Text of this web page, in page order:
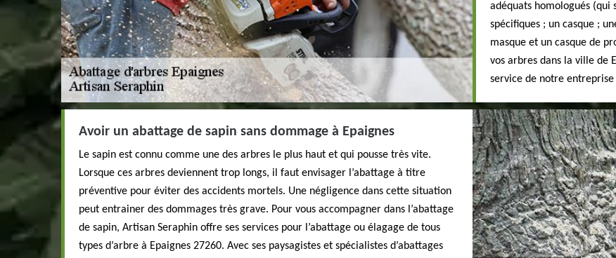
adéquats homologués (qui
spécifiques ; un casque ;
masque et un casque de
vos arbres dans la ville de
service de notre entreprise
Avoir un abattage de sapin sans dommage à Epaignes
Le sapin est connu comme une des arbres le plus haut et qui pousse très vite.
Lorsque ces arbres deviennent trop longs, il faut envisager l’abattage à titre
préventive pour éviter des accidents mortels. Une négligence dans cette situation
peut entrainer des dommages très grave. Pour vous accompagner dans l’abattage
de sapin, Artisan Seraphin offre ses services pour l’abattage ou élagage de tous
types d’arbre à Epaignes 27260. Avec ses paysagistes et spécialistes d’abattages